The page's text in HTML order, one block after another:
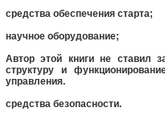
средства обеспечения старта;
научное оборудование;
Автор этой книги не ставил
структуру и
управления.
средства безопасности.